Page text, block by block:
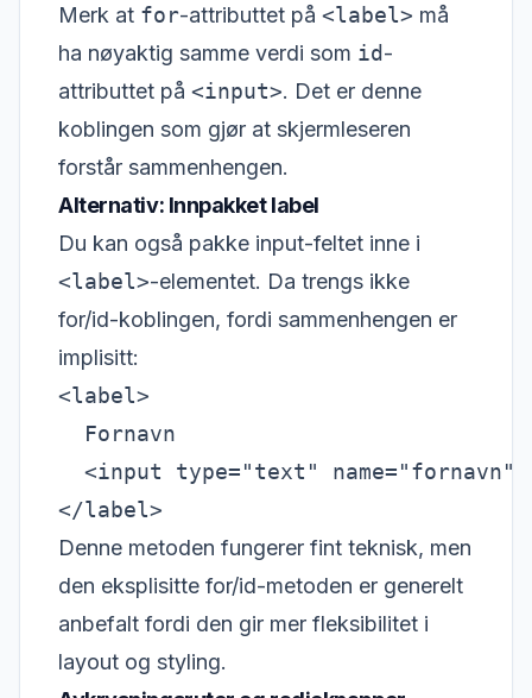
Merk at for-attributtet på <label> må
ha nøyaktig samme verdi som id-
attributtet på <input>. Det er denne
koblingen som gjør at skjermleseren
forstår sammenhengen.
Alternativ: Innpakket label
Du kan også pakke input-feltet inne i
<label>-elementet. Da trengs ikke
for/id-koblingen, fordi sammenhengen er
implisitt:
<label>
  Fornavn
  <input type="text" name="fornavn">
Denne metoden fungerer fint teknisk, men
den eksplisitte for/id-metoden er generelt
anbefalt fordi den gir mer fleksibilitet i
layout og styling.